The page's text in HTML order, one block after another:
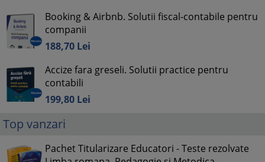
Booking & Airbnb. Solutii fiscal-contabile pentru
companii
188,70 Lei
Accize fara greseli. Solutii practice pentru
contabili
199,80 Lei
Top vanzari
Pachet Titularizare Educatori - Teste rezolvate